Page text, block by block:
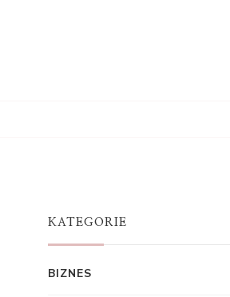
KATEGORIE
BIZNES